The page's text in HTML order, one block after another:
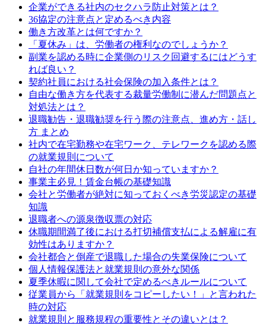
企業ができる社内のセクハラ防止対策とは？
36協定の注意点と定めるべき内容
働き方改革とは何ですか？
「夏休み」は、労働者の権利なのでしょうか？
副業を認める時に企業側のリスク回避するにはどうす
れば良い？
契約社員における社会保険の加入条件とは？
自由な働き方を代表する裁量労働制に潜んだ問題点と
対処法とは？
退職勧告・退職勧奨を行う際の注意点、進め方・話し
方 まとめ
社内で在宅勤務や在宅ワーク、テレワークを認める際
の就業規則について
自社の年間休日数が何日か知っていますか？
事業主必見！賃金台帳の基礎知識
会社と労働者が絶対に知っておくべき労災認定の基礎
知識
退職者への源泉徴収票の対応
休職期間満了後における打切補償支払による解雇に有
効性はありますか？
会社都合と倒産で退職した場合の失業保険について
個人情報保護法と就業規則の意外な関係
夏季休暇に関して会社で定めるべきルールについて
従業員から「就業規則をコピーしたい！」と言われた
時の対応
就業規則と服務規程の重要性とその違いとは？